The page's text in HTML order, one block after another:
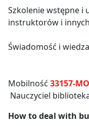
Szkolenie wstępne i
instruktorów i
Świadomość i
Mobilność 33157-
Nauczyciel
How to deal with